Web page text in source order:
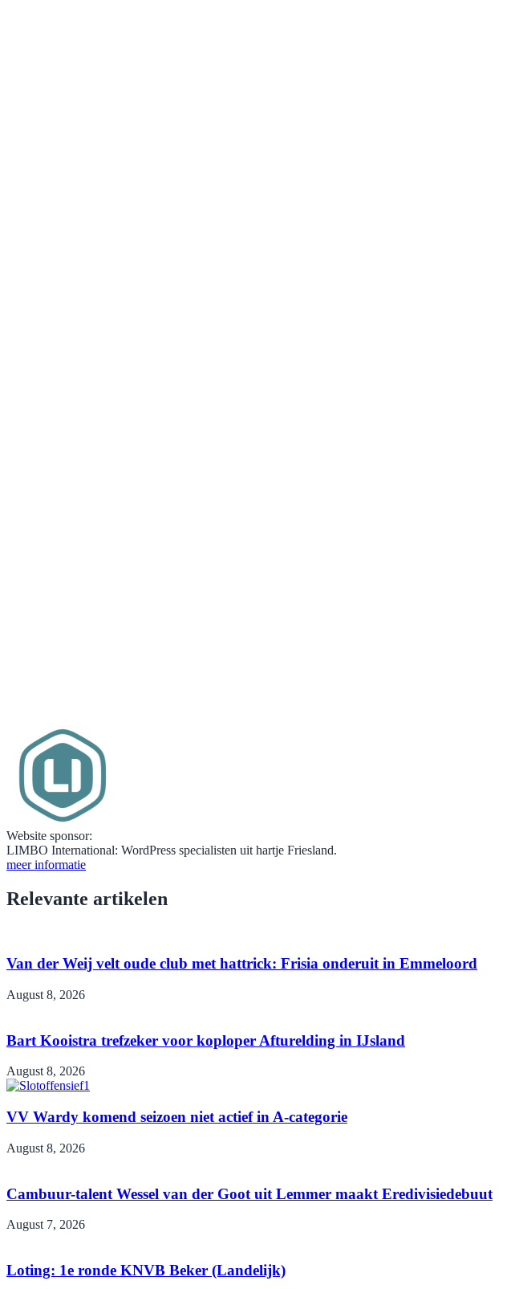
Website sponsor:
LIMBO International: WordPress specialisten uit hartje Friesland.
meer informatie
Relevante artikelen
Van der Weij velt oude club met hattrick: Frisia onderuit in Emmeloord
August 8, 2026
Bart Kooistra trefzeker voor koploper Afturelding in IJsland
August 8, 2026
VV Wardy komend seizoen niet actief in A-categorie
August 8, 2026
Cambuur-talent Wessel van der Goot uit Lemmer maakt Eredivisiedebuut
August 7, 2026
Loting: 1e ronde KNVB Beker (Landelijk)